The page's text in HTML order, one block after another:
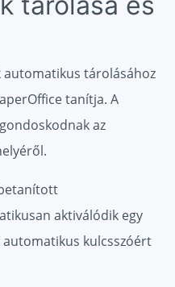
tárolásához
tanítja. A
az
aktiválódik egy
kulcsszóért